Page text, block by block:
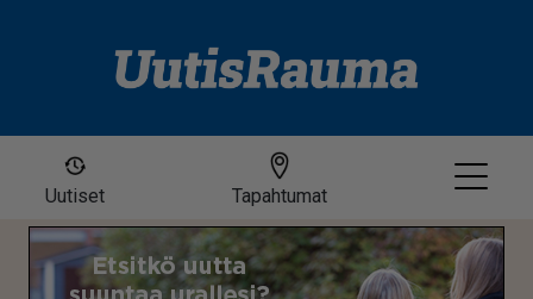
Uutiset Tapahtumat